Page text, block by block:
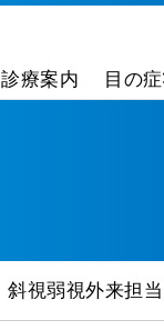
診療案内 目の
斜視弱視外来担